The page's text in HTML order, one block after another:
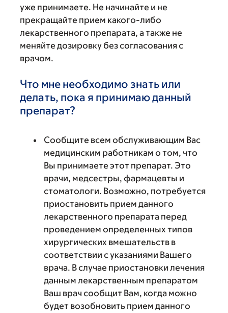
уже принимаете. Не начинайте и не
прекращайте прием какого-либо
лекарственного препарата, а также не
меняйте дозировку без согласования с
врачом.
Что мне необходимо знать или
делать, пока я принимаю данный
препарат?
Сообщите всем обслуживающим Вас
медицинским работникам о том, что
Вы принимаете этот препарат. Это
врачи, медсестры, фармацевты и
стоматологи. Возможно, потребуется
приостановить прием данного
лекарственного препарата перед
проведением определенных типов
хирургических вмешательств в
соответствии с указаниями Вашего
врача. В случае приостановки лечения
данным лекарственным препаратом
Ваш врач сообщит Вам, когда можно
будет возобновить прием данного